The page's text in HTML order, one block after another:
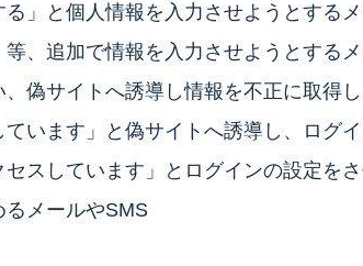
る」と個人情報を入力させようとする
等、追加で情報を入力させようとする
、偽サイトへ誘導し情報を不正に取得
ています」と偽サイトへ誘導し、ログ
セスしています」とログインの設定を
るメールやSMS